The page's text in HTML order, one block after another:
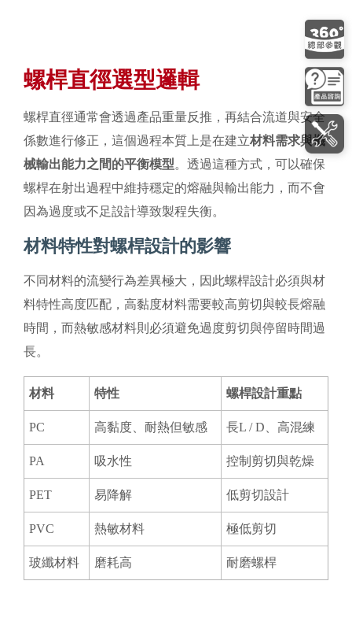
螺桿直徑選型邏輯
螺桿直徑通常會透過產品重量反推，再結合流道與安全
係數進行修正，這個過程本質上是在建立材料需求與機
械輸出能力之間的平衡模型。透過這種方式，可以確保
螺桿在射出過程中維持穩定的熔融與輸出能力，而不會
因為過度或不足設計導致製程失衡。
材料特性對螺桿設計的影響
不同材料的流變行為差異極大，因此螺桿設計必須與材
料特性高度匹配，高黏度材料需要較高剪切與較長熔融
時間，而熱敏感材料則必須避免過度剪切與停留時間過
長。
材料 特性 螺桿設計重點
PC 高黏度、耐熱但敏感 長L / D、高混練
PA 吸水性 控制剪切與乾燥
PET 易降解 低剪切設計
PVC 熱敏材料 極低剪切
玻纖材料 磨耗高 耐磨螺桿